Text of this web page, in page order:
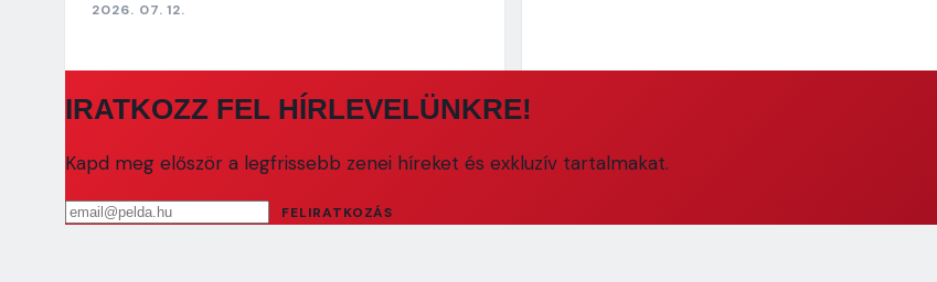
2026. 07. 12.
IRATKOZZ FEL HÍRLEVELÜNKRE!
Kapd meg először a legfrissebb zenei híreket és exkluzív tartalmakat.
Email cím
FELIRATKOZÁS